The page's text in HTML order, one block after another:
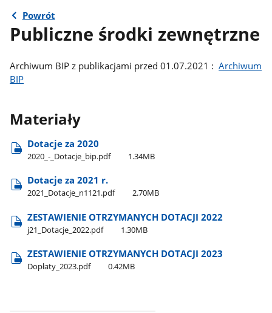
Powrót
Publiczne środki zewnętrzne
Archiwum BIP z publikacjami przed 01.07.2021 :Archiwum
BIP
Materiały
Dotacje za 2020
2020​_-​_Dotacje​_bip.pdf 1.34MB
Dotacje za 2021 r.
2021​_Dotacje​_n1121.pdf 2.70MB
ZESTAWIENIE OTRZYMANYCH DOTACJI 2022
j21​_Dotacje​_2022.pdf 1.30MB
ZESTAWIENIE OTRZYMANYCH DOTACJI 2023
Dopłaty​_2023.pdf 0.42MB